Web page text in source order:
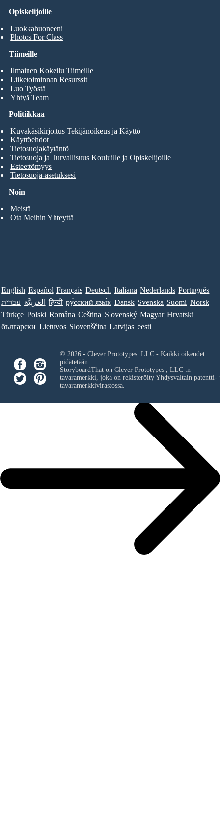
Opiskelijoille
Luokkahuoneeni
Photos For Class
Tiimeille
Ilmainen Kokeilu Tiimeille
Liiketoiminnan Resurssit
Luo Työstä
Yhtyä Team
Noin
Meistä
Ota Meihin Yhteyttä
Politiikkaa
Kuvakäsikirjoitus Tekijänoikeus ja Käyttö
Käyttöehdot
Tietosuojakäytäntö
Tietosuoja ja Turvallisuus Kouluille ja Opiskelijoille
Esteettömyys
Tietosuoja-asetuksesi
English Español Français Deutsch Italiana Nederlands Português
עברית العَرَبِيَّة हिन्दी ру́сский язы́к Dansk Svenska Suomi Norsk
Türkçe Polski Româna Ceština Slovenský Magyar Hrvatski
български Lietuvos Slovenščina Latvijas eesti
© 2026 - Clever Prototypes, LLC - Kaikki oikeudet
pidätetään.
StoryboardThat on Clever Prototypes , LLC:n
tavaramerkki, joka on rekisteröity Yhdysvaltain patentti-
tavaramerkkivirastossa.